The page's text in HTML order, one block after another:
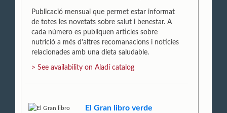
Publicació mensual que permet estar informat
de totes les novetats sobre salut i benestar. A
cada número es publiquen articles sobre
nutrició a més d'altres recomanacions i notícies
relacionades amb una dieta saludable.
> See availability on Aladí catalog
El Gran libro verde